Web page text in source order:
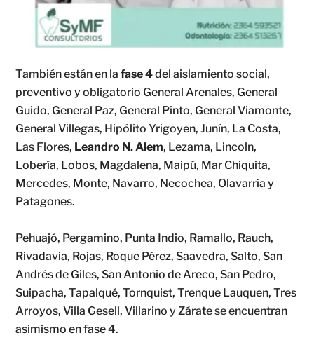
También están en la fase 4del aislamiento social,
preventivo y obligatorio General Arenales, General
Guido, General Paz, General Pinto, General Viamonte,
General Villegas, Hipólito Yrigoyen, Junín, La Costa,
Las Flores, Leandro N. Alem, Lezama, Lincoln,
Lobería, Lobos, Magdalena, Maipú, Mar Chiquita,
Mercedes, Monte, Navarro, Necochea, Olavarría y
Patagones.
Pehuajó, Pergamino, Punta Indio, Ramallo, Rauch,
Rivadavia, Rojas, Roque Pérez, Saavedra, Salto, San
Andrés de Giles, San Antonio de Areco, San Pedro,
Suipacha, Tapalqué, Tornquist, Trenque Lauquen, Tres
Arroyos, Villa Gesell, Villarino y Zárate se encuentran
asimismo en fase 4.